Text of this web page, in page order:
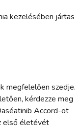
kezelésében jártas
megfelelően szedje.
kérdezze meg
Accord-ot
első életévét